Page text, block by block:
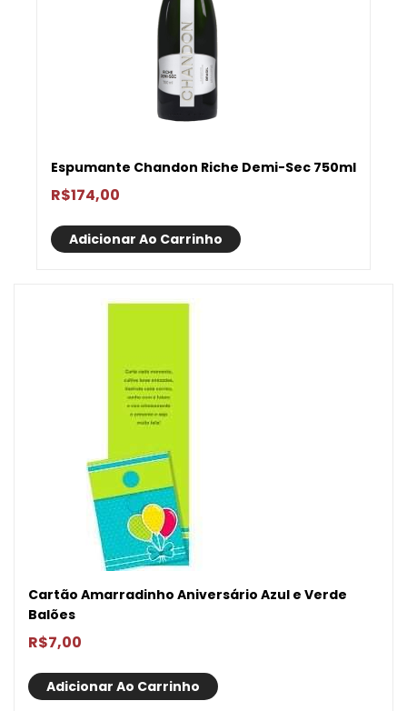
Espumante Chandon Riche Demi-Sec 750ml
R$174,00
Adicionar Ao Carrinho
Cartão Amarradinho Aniversário Azul e Verde
Balões
R$7,00
Adicionar Ao Carrinho